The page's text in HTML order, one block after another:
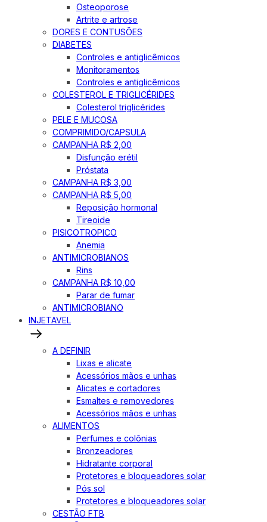
Osteoporose
Artrite e artrose
DORES E CONTUSÕES
DIABETES
Controles e antiglicêmicos
Monitoramentos
Controles e antiglicêmicos
COLESTEROL E TRIGLICÉRIDES
Colesterol triglicérides
PELE E MUCOSA
COMPRIMIDO/CAPSULA
CAMPANHA R$ 2,00
Disfunção erétil
Próstata
CAMPANHA R$ 3,00
CAMPANHA R$ 5,00
Reposição hormonal
Tireoide
PISICOTROPICO
Anemia
ANTIMICROBIANOS
Rins
CAMPANHA R$ 10,00
Parar de fumar
ANTIMICROBIANO
INJETAVEL
A DEFINIR
Lixas e alicate
Acessórios mãos e unhas
Alicates e cortadores
Esmaltes e removedores
Acessórios mãos e unhas
ALIMENTOS
Perfumes e colônias
Bronzeadores
Hidratante corporal
Protetores e bloqueadores solar
Pós sol
Protetores e bloqueadores solar
CESTÃO FTB